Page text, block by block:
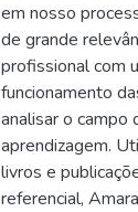
em nosso
de grande
profissional com
funcionamento
analisar o campo
aprendizagem.
livros e
referencial,